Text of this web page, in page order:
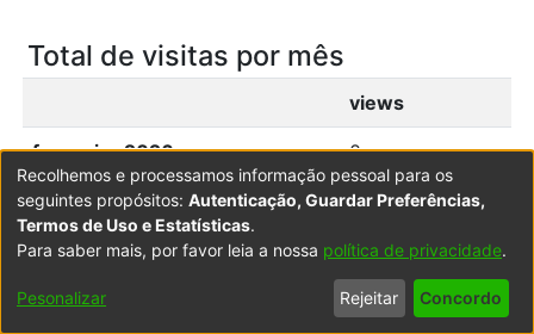
Total de visitas por mês
views
fevereiro 2026 0
março 2026 0
abril 2026 1
maio 2026 1
Recolhemos e processamos informação pessoal para os
seguintes propósitos: Autenticação, Guardar Preferências,
Termos de Uso e Estatísticas.
Para saber mais, por favor leia a nossa política de privacidade.
Pesonalizar Rejeitar Concordo